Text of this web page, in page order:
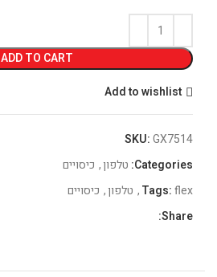
ADD TO CART
Add to wishlist
SKU:GX7514
Categories: טלפון, כיסויים
Tags:flex
, טלפון, כיסויים
Share: